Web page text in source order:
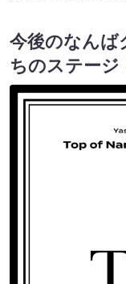
今後のなんば
ちのステージ